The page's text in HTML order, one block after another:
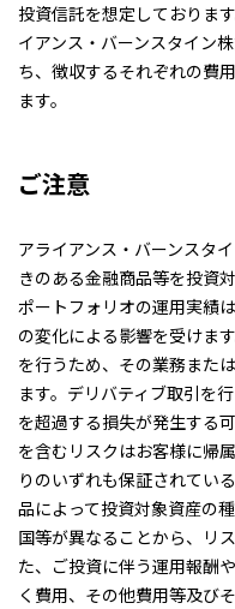
投資信託を想定しておりま
イアンス・バーンスタイン
ち、徴収するそれぞれの費
ます。
ご注意
アライアンス・バーンスタ
きのある金融商品等を投資
ポートフォリオの運用実績
の変化による影響を受けま
を行うため、その業務また
ます。デリバティブ取引を
を超過する損失が発生する
を含むリスクはお客様に帰
りのいずれも保証されてい
品によって投資対象資産の
国等が異なることから、リ
た、ご投資に伴う運用報酬
く費用、その他費用等及び